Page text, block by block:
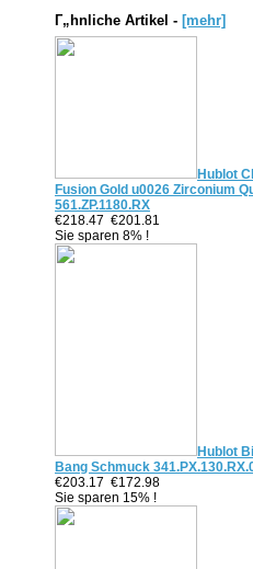
Г„hnliche Artikel - [mehr]
Hublot
Fusion Gold u0026 Zirconium
561.ZP.1180.RX
€218.47 €201.81
Sie sparen 8% !
Hublot
Bang Schmuck
€203.17 €172.98
Sie sparen 15% !